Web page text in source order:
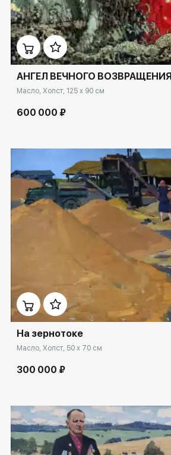
Домен:
АНГЕЛ ВЕЧНОГО ВОЗВРАЩЕНИЯ
Масло, Холст, 125 x 90 см
600 000 ₽
На зернотоке
Масло, Холст, 50 x 70 см
300 000 ₽